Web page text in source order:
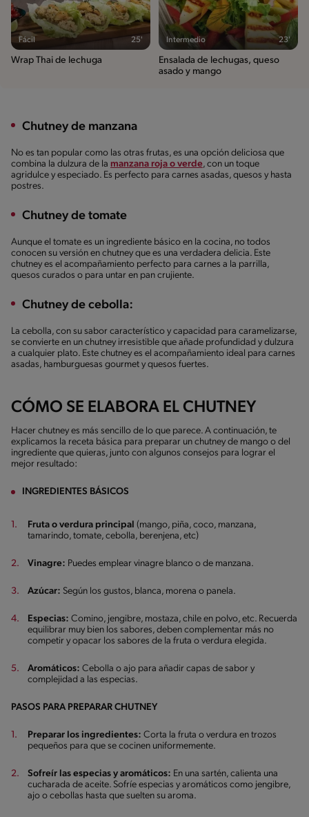
Fácil 25'
Wrap Thai de lechuga
Intermedio 23'
Ensalada de lechugas, queso
asado y mango
Chutney de manzana
No es tan popular como las otras frutas, es una opción deliciosa que
combina la dulzura de la manzana roja o verde, con un toque
agridulce y especiado. Es perfecto para carnes asadas, quesos y hasta
postres.
Chutney de tomate
Aunque el tomate es un ingrediente básico en la cocina, no todos
conocen su versión en chutney que es una verdadera delicia. Este
chutney es el acompañamiento perfecto para carnes a la parrilla,
quesos curados o para untar en pan crujiente.
Chutney de cebolla:
La cebolla, con su sabor característico y capacidad para caramelizarse,
se convierte en un chutney irresistible que añade profundidad y dulzura
a cualquier plato. Este chutney es el acompañamiento ideal para carnes
asadas, hamburguesas gourmet y quesos fuertes.
CÓMO SE ELABORA EL CHUTNEY
Hacer chutney es más sencillo de lo que parece. A continuación, te
explicamos la receta básica para preparar un chutney de mango o del
ingrediente que quieras, junto con algunos consejos para lograr el
mejor resultado:
INGREDIENTES BÁSICOS
Fruta o verdura principal (mango, piña, coco, manzana,
tamarindo, tomate, cebolla, berenjena, etc)
Vinagre: Puedes emplear vinagre blanco o de manzana.
Azúcar: Según los gustos, blanca, morena o panela.
Especias: Comino, jengibre, mostaza, chile en polvo, etc. Recuerda
equilibrar muy bien los sabores, deben complementar más no
competir y opacar los sabores de la fruta o verdura elegida.
Aromáticos: Cebolla o ajo para añadir capas de sabor y
complejidad a las especias.
PASOS PARA PREPARAR CHUTNEY
Preparar los ingredientes: Corta la fruta o verdura en trozos
pequeños para que se cocinen uniformemente.
Sofreír las especias y aromáticos: En una sartén, calienta una
cucharada de aceite. Sofríe especias y aromáticos como jengibre,
ajo o cebollas hasta que suelten su aroma.